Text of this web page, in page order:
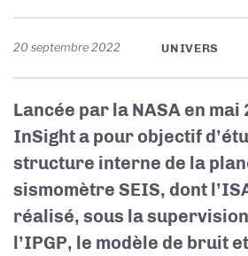
20 septembre 2022 UNIVERS
Lancée par la NASA en
InSight a pour objectif
structure interne de la
sismomètre SEIS, dont
réalisé, sous la supervision
l’IPGP, le modèle de bruit